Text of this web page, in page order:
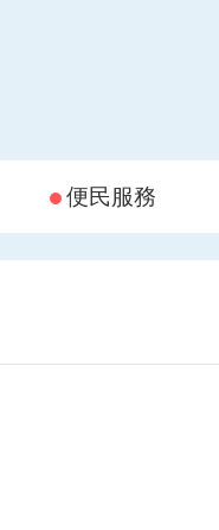
便民服務